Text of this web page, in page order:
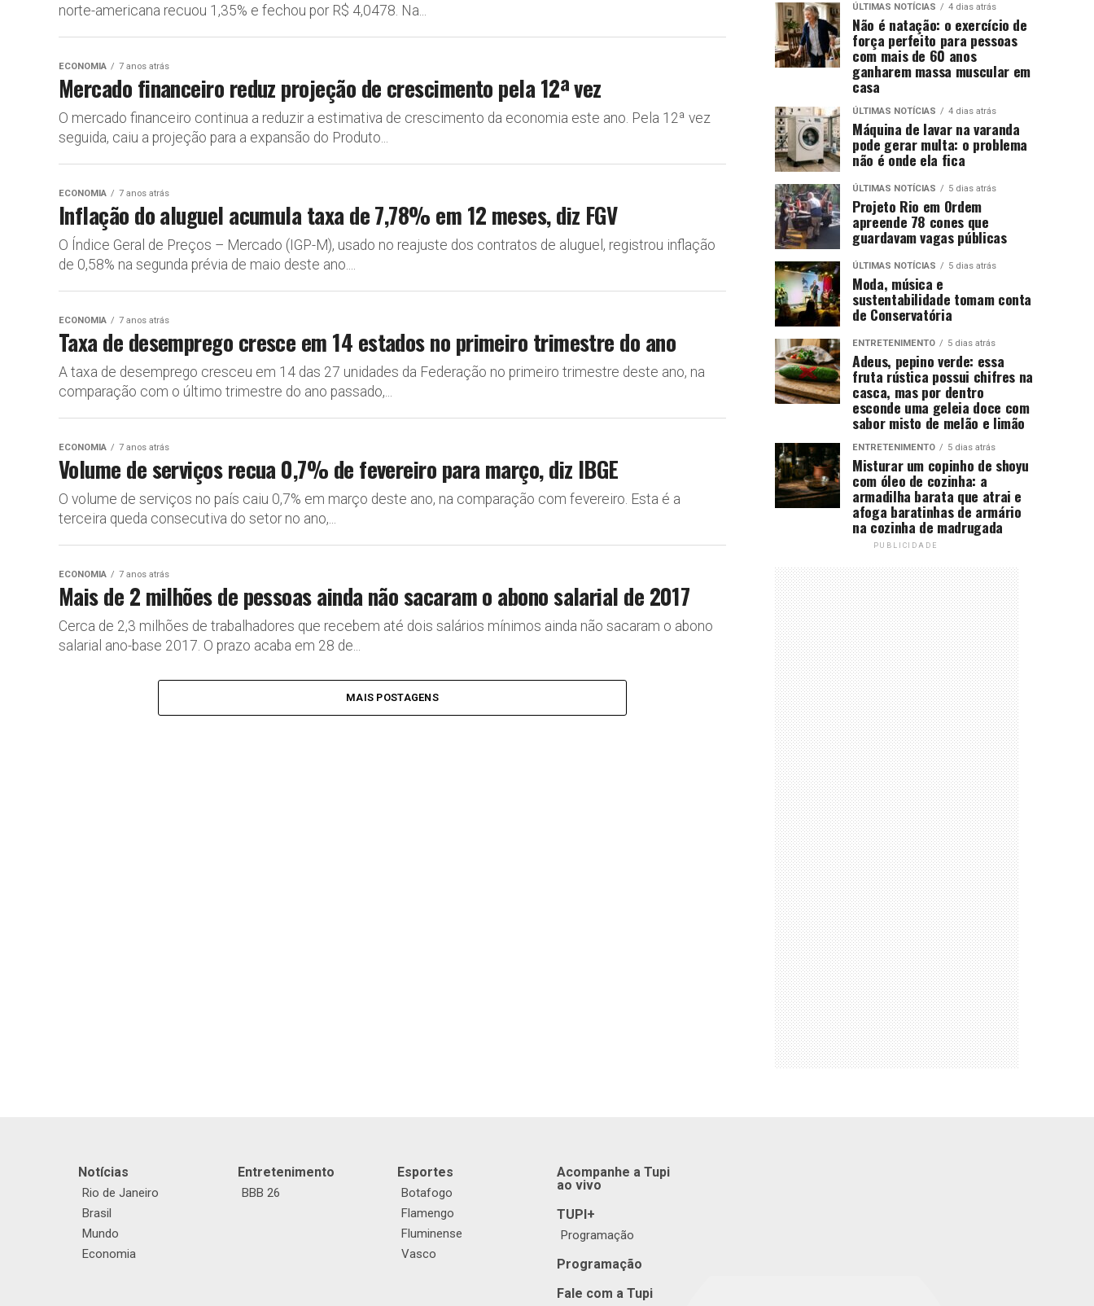
norte-americana recuou 1,35% e fechou por R$ 4,0478. Na...
ECONOMIA 7 anos atrás
Mercado financeiro reduz projeção de crescimento pela 12ª vez
O mercado financeiro continua a reduzir a estimativa de crescimento da economia este ano. Pela 12ª vez
seguida, caiu a projeção para a expansão do Produto...
ECONOMIA 7 anos atrás
Inflação do aluguel acumula taxa de 7,78% em 12 meses, diz FGV
O Índice Geral de Preços – Mercado (IGP-M), usado no reajuste dos contratos de aluguel, registrou inflação
de 0,58% na segunda prévia de maio deste ano....
ECONOMIA 7 anos atrás
Taxa de desemprego cresce em 14 estados no primeiro trimestre do ano
A taxa de desemprego cresceu em 14 das 27 unidades da Federação no primeiro trimestre deste ano, na
comparação com o último trimestre do ano passado,...
ECONOMIA 7 anos atrás
Volume de serviços recua 0,7% de fevereiro para março, diz IBGE
O volume de serviços no país caiu 0,7% em março deste ano, na comparação com fevereiro. Esta é a
terceira queda consecutiva do setor no ano,...
ECONOMIA 7 anos atrás
Mais de 2 milhões de pessoas ainda não sacaram o abono salarial de 2017
Cerca de 2,3 milhões de trabalhadores que recebem até dois salários mínimos ainda não sacaram o abono
salarial ano-base 2017. O prazo acaba em 28 de...
MAIS POSTAGENS
ÚLTIMAS NOTÍCIAS 4 dias atrás
Não é natação: o exercício de
força perfeito para pessoas
com mais de 60 anos
ganharem massa muscular em
casa
ÚLTIMAS NOTÍCIAS 4 dias atrás
Máquina de lavar na varanda
pode gerar multa: o problema
não é onde ela fica
ÚLTIMAS NOTÍCIAS 5 dias atrás
Projeto Rio em Ordem
apreende 78 cones que
guardavam vagas públicas
ÚLTIMAS NOTÍCIAS 5 dias atrás
Moda, música e
sustentabilidade tomam conta
de Conservatória
ENTRETENIMENTO 5 dias atrás
Adeus, pepino verde: essa
fruta rústica possui chifres na
casca, mas por dentro
esconde uma geleia doce com
sabor misto de melão e limão
ENTRETENIMENTO 5 dias atrás
Misturar um copinho de shoyu
com óleo de cozinha: a
armadilha barata que atrai e
afoga baratinhas de armário
na cozinha de madrugada
PUBLICIDADE
Notícias
Rio de Janeiro
Brasil
Mundo
Economia
Entretenimento
BBB 26
Esportes
Botafogo
Flamengo
Fluminense
Vasco
Acompanhe a Tupi
ao vivo
TUPI+
Programação
Programação
Fale com a Tupi